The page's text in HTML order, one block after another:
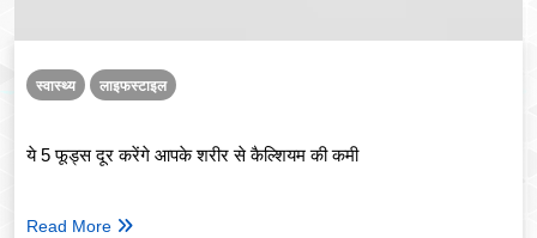
स्वास्थ्य लाइफस्टाइल
ये 5 फूड्स दूर करेंगे आपके शरीर से कैल्शियम की कमी
Read More